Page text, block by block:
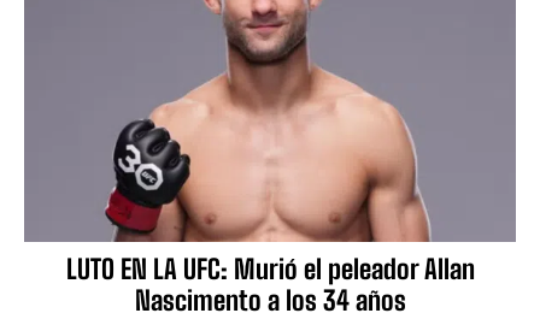
LUTO EN LA UFC: Murió el peleador Allan
Nascimento a los 34 años